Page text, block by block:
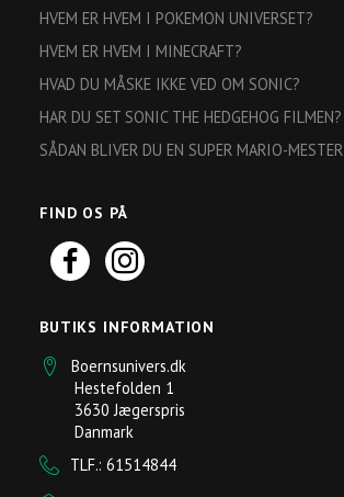
HVEM ER HVEM I POKEMON UNIVERSET?
HVEM ER HVEM I MINECRAFT?
HVAD DU MÅSKE IKKE VED OM SONIC?
HAR DU SET SONIC THE HEDGEHOG FILMEN?
SÅDAN BLIVER DU EN SUPER MARIO-MESTER
FIND OS PÅ
BUTIKS INFORMATION
Boernsunivers.dk
Hestefolden 1
3630 Jægerspris
Danmark
TLF.: 61514844